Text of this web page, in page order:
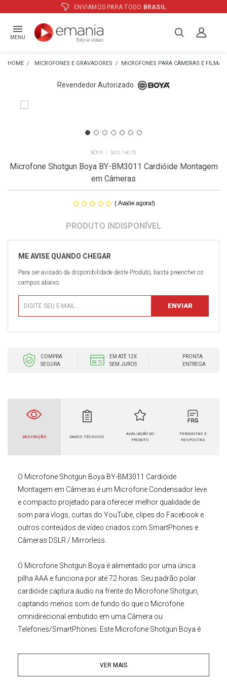
ATÉ12XE PREÇO ESPECIAL
MENU
MICROFONES E GRAVADORES MICROFONES PARA CÂMERAS E
Revendedor Autorizado
BOYA 14678
Microfone Shotgun Boya BY-BM3011 Cardióide Montagem
em Câmeras
( Avalie agora!)
Para ser avisado da disponibilidade deste Produto, basta preencher os
campos abaixo.
COMPRA
SEGURA
EM ATÉ 12X
SEM JUROS
PRONTA
ENTREGA
DESCRIÇÃO DADOS TÉCNICOS
AVALIAÇÃO DO
PRODUTO
PERGUNTAS E
RESPOSTAS
O Microfone Shotgun Boya BY-BM3011 Cardióide
Montagem em Câmeras é um Microfone Condensador leve
e compacto projetado para oferecer melhor qualidade de
som para vlogs, curtas do YouTube, clipes do Facebook e
outros conteúdos de vídeo criados com SmartPhones e
Câmeras DSLR / Mirrorless
O Microfone Shotgun Boya é alimentado por uma única
pilha AAA e funciona por até 72 horas. Seu padrão polar
cardióide captura áudio na frente do Microfone Shotgun,
captando menos som de fundo do que o Microfone
omnidirecional embutido em uma Câmera ou
Telefones/SmartPhones. Este Microfone Shotgun Boya é
choque integrada para absorver as vibrações que causam
ruído. A montagem antichoque se conecta diretamente à
VER MAIS